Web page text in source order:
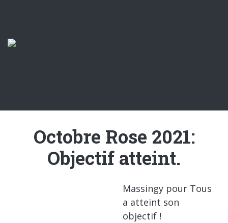
Octobre Rose 2021:
Objectif atteint.
Massingy pour Tous
a atteint son
objectif !